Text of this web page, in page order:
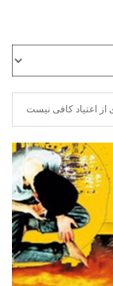
اعتیاد کافی نیست